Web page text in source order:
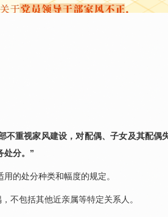
重视家风建设，对配偶、子女及其配偶
处分。”
的处分种类和幅度的规定。
包括其他近亲属等特定关系人。